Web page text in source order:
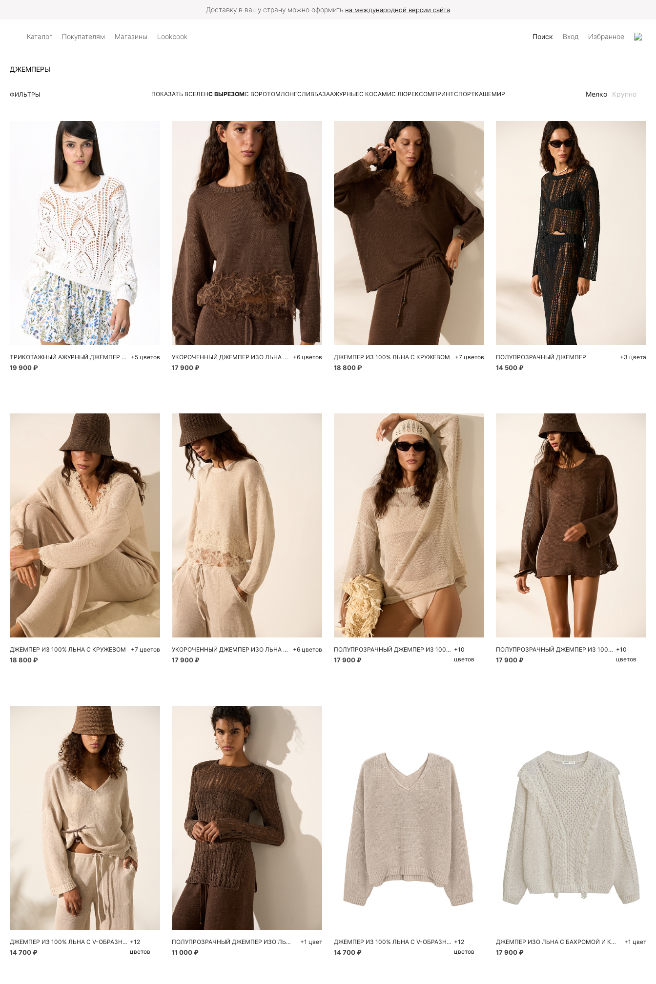
Доставку в вашу страну можно оформить на международной версии сайта
Каталог Покупателям Магазины Lookbook Поиск Вход Избранное
ДЖЕМПЕРЫ
ФИЛЬТРЫ ПОКАЗАТЬ ВСЕЛЕНС ВЫРЕЗОМС ВОРОТОМЛОНГСЛИВБАЗААЖУРНЫЕС КОСАМИС ЛЮРЕКСОМПРИНТСПОРТКАШЕМИР Мелко Крупно
Добавить в корзину
XS S M L
ТРИКОТАЖНЫЙ АЖУРНЫЙ ДЖЕМПЕР ИЗ ХЛОПКА
19 900 ₽
+5 цветов
Добавить в корзину
S M L
УКОРОЧЕННЫЙ ДЖЕМПЕР ИЗО ЛЬНА С КРУЖЕВОМ
17 900 ₽
+6 цветов
Добавить в корзину
XS S
ДЖЕМПЕР ИЗ 100% ЛЬНА С КРУЖЕВОМ
18 800 ₽
+7 цветов
Добавить в корзину
ПОЛУПРОЗРАЧНЫЙ ДЖЕМПЕР
14 500 ₽
+3 цвета
Добавить в корзину
S
ДЖЕМПЕР ИЗ 100% ЛЬНА С КРУЖЕВОМ
18 800 ₽
+7 цветов
Добавить в корзину
S M
УКОРОЧЕННЫЙ ДЖЕМПЕР ИЗО ЛЬНА С КРУЖЕВОМ
17 900 ₽
+6 цветов
Добавить в корзину
S M
ПОЛУПРОЗРАЧНЫЙ ДЖЕМПЕР ИЗ 100% ЛЬНА
17 900 ₽
+10
цветов
Добавить в корзину
ПОЛУПРОЗРАЧНЫЙ ДЖЕМПЕР ИЗ 100% ЛЬНА
17 900 ₽
+10
цветов
Добавить в корзину
XS M
ДЖЕМПЕР ИЗ 100% ЛЬНА С V-ОБРАЗНЫМ ВЫРЕЗОМ
14 700 ₽
+12
цветов
Добавить в корзину
XS
ПОЛУПРОЗРАЧНЫЙ ДЖЕМПЕР ИЗО ЛЬНА
11 000 ₽
+1 цвет ДЖЕМПЕР ИЗ 100% ЛЬНА С V-ОБРАЗНЫМ ВЫРЕЗОМ
14 700 ₽
+12
цветов
Добавить в корзину
ДЖЕМПЕР ИЗО ЛЬНА С БАХРОМОЙ И КОСАМИ
17 900 ₽
+1 цвет